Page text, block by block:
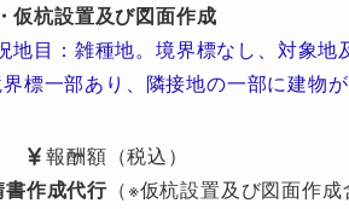
・仮杭設置及び図面作成
目：雑種地。境界標なし、対象地
一部あり、隣接地の一部に建物が
報酬額（税込）
作成代行 （※仮杭設置及び図面作